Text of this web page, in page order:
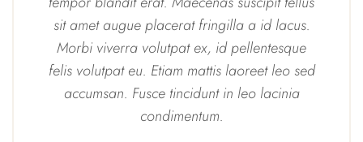
sit amet augue placerat fringilla a id lacus.
Morbi viverra volutpat ex, id pellentesque
felis volutpat eu. Etiam mattis laoreet leo sed
accumsan. Fusce tincidunt in leo lacinia
condimentum.